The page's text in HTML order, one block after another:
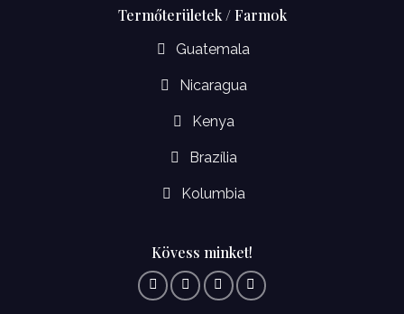
Termőterületek / Farmok
Guatemala
Nicaragua
Kenya
Brazília
Kolumbia
Kövess minket!